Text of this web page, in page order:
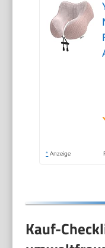
* Anzeige
Kauf-